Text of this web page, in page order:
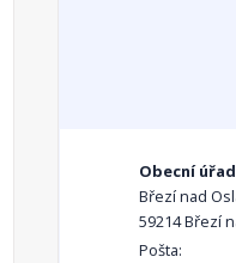
Obecní
Březí nad
59214 Březí
Pošta: